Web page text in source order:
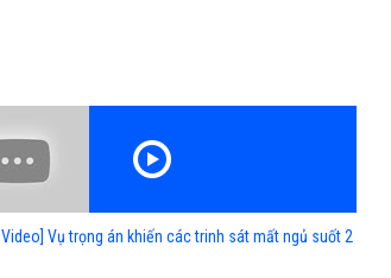
Video] Vụ trọng án khiến các trinh sát mất ngủ suốt 2